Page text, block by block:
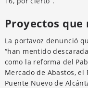
Proyectos que
La portavoz denunció
“han mentido
como la reforma del
Mercado de Abastos, el
Puente Nuevo de